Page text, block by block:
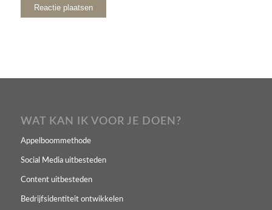
WAT KAN IK VOOR JE DOEN?
Appelboommethode
Social Media uitbesteden
Content uitbesteden
Bedrijfsidentiteit ontwikkelen